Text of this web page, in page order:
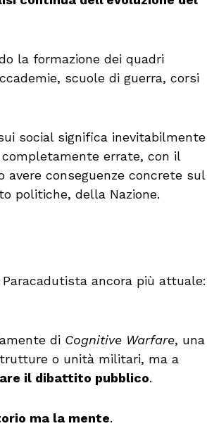
la formazione dei quadri
scuole di guerra, corsi
social significa inevitabilmente
errate, con il
avere conseguenze concrete sul
politiche, della Nazione.
ancora più attuale:
di Cognitive Warfare, una
o unità militari, ma a
il dibattito pubblico.
ma la mente.